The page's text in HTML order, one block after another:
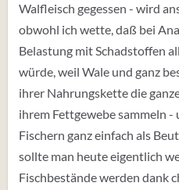
Walfleisch gegessen - wird
obwohl ich wette, daß bei
Belastung mit Schadstoffen
würde, weil Wale und ganz
ihrer Nahrungskette die
ihrem Fettgewebe sammeln -
Fischern ganz einfach als
sollte man heute eigentlich
Fischbestände werden dank